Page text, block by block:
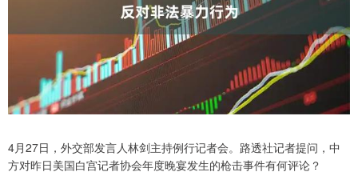
4月27日，外交部发言人林剑主持例行记者会。路透社记者提问，中
方对昨日美国白宫记者协会年度晚宴发生的枪击事件有何评论？